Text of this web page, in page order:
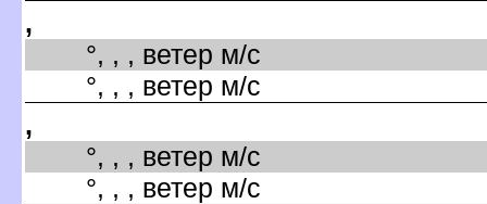
,
°, , , ветер м/с
°, , , ветер м/с
,
°, , , ветер м/с
°, , , ветер м/с